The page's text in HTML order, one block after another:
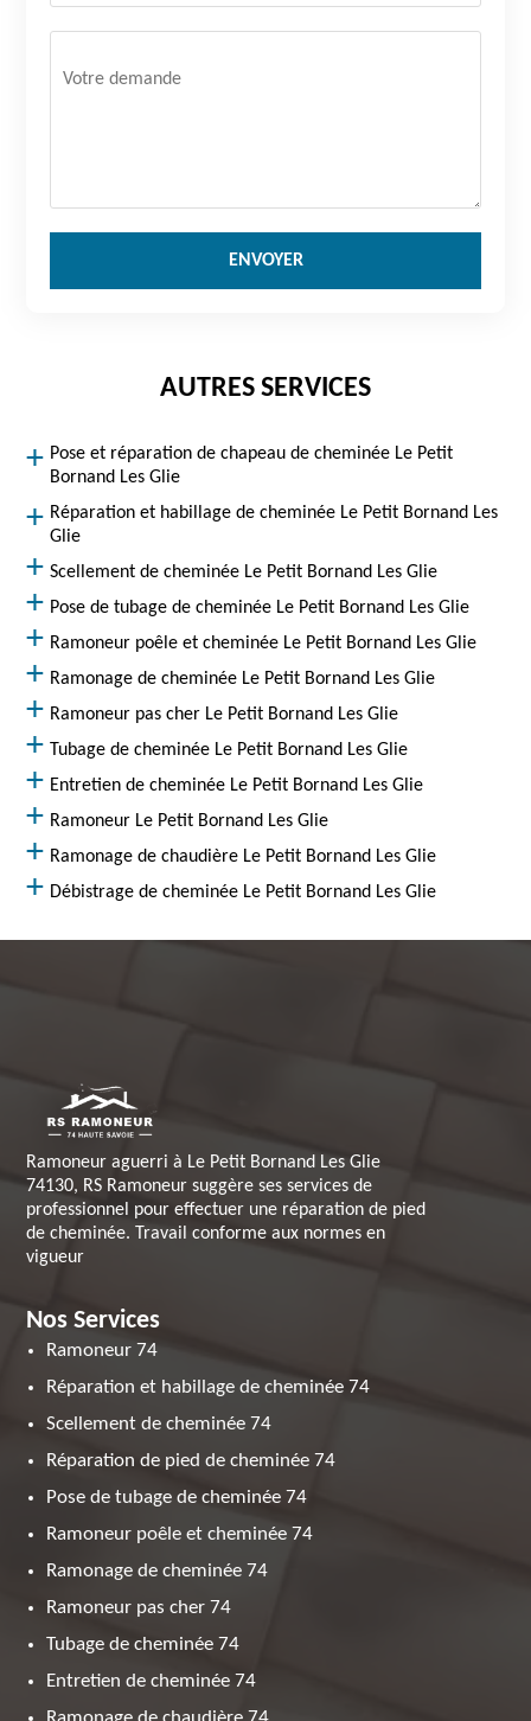
AUTRES SERVICES
Pose et réparation de chapeau de cheminée Le Petit
Bornand Les Glie
Réparation et habillage de cheminée Le Petit Bornand Les
Glie
Scellement de cheminée Le Petit Bornand Les Glie
Pose de tubage de cheminée Le Petit Bornand Les Glie
Ramoneur poêle et cheminée Le Petit Bornand Les Glie
Ramonage de cheminée Le Petit Bornand Les Glie
Ramoneur pas cher Le Petit Bornand Les Glie
Tubage de cheminée Le Petit Bornand Les Glie
Entretien de cheminée Le Petit Bornand Les Glie
Ramoneur Le Petit Bornand Les Glie
Ramonage de chaudière Le Petit Bornand Les Glie
Débistrage de cheminée Le Petit Bornand Les Glie
Ramoneur aguerri à Le Petit Bornand Les Glie
74130, RS Ramoneur suggère ses services de
professionnel pour effectuer une réparation de pied
de cheminée. Travail conforme aux normes en
vigueur
Nos Services
Ramoneur 74
Réparation et habillage de cheminée 74
Scellement de cheminée 74
Réparation de pied de cheminée 74
Pose de tubage de cheminée 74
Ramoneur poêle et cheminée 74
Ramonage de cheminée 74
Ramoneur pas cher 74
Tubage de cheminée 74
Entretien de cheminée 74